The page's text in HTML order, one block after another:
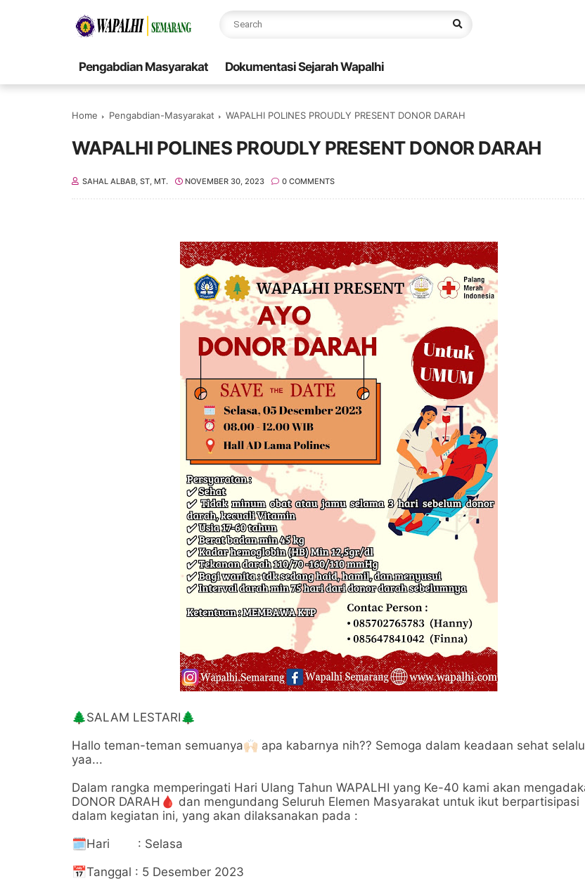
Pengabdian Masyarakat Dokumentasi Sejarah Wapalhi
Home Pengabdian-Masyarakat WAPALHI POLINES PROUDLY PRESENT DONOR DARAH
WAPALHI POLINES PROUDLY PRESENT DONOR DARAH
SAHAL ALBAB, ST, MT. NOVEMBER 30, 2023 0 COMMENTS
🌲SALAM LESTARI🌲
Hallo teman-teman semuanya🙌🏻 apa kabarnya nih?? Semoga dalam keadaan sehat selalu
yaa...
Dalam rangka memperingati Hari Ulang Tahun WAPALHI yang Ke-40 kami akan
DONOR DARAH🩸 dan mengundang Seluruh Elemen Masyarakat untuk ikut berpartisipasi
dalam kegiatan ini, yang akan dilaksanakan pada :
🗓Hari : Selasa
📅Tanggal : 5 Desember 2023